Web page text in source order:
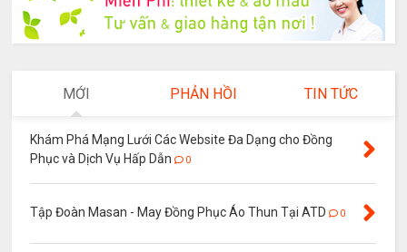
MỚI PHẢN HỒI TIN TỨC
Khám Phá Mạng Lưới Các Website Đa Dạng cho Đồng
Phục và Dịch Vụ Hấp Dẫn
0
Tập Đoàn Masan - May Đồng Phục Áo Thun Tại ATD 0